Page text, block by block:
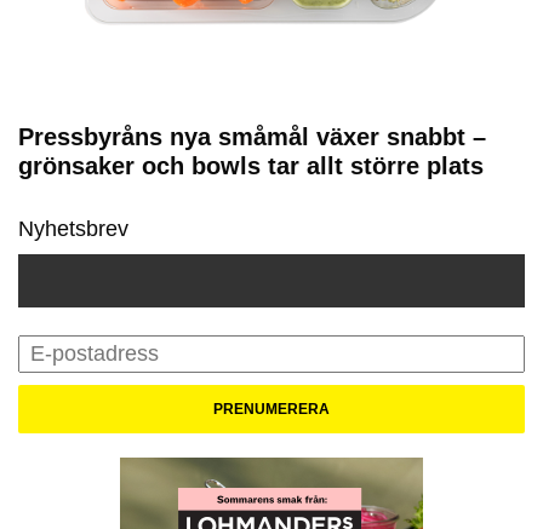
Pressbyråns nya småmål växer snabbt –
grönsaker och bowls tar allt större plats
Nyhetsbrev